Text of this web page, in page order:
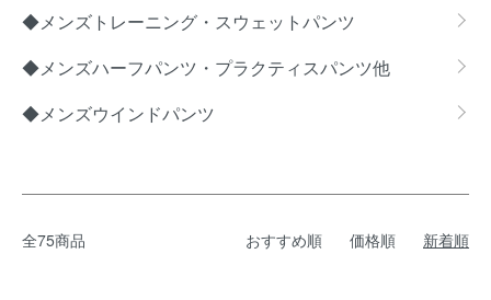
◆メンズトレーニング・スウェットパンツ
◆メンズハーフパンツ・プラクティスパンツ他
◆メンズウインドパンツ
全75商品 おすすめ順 価格順 新着順